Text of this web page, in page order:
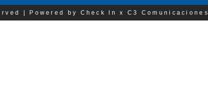
| Powered by Check In x C3 Comunicaciones